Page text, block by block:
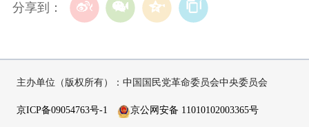
分享到：
主办单位（版权所有）：中国国民党革命委员会中央委员会
京ICP备09054763号-1 京公网安备 11010102003365号